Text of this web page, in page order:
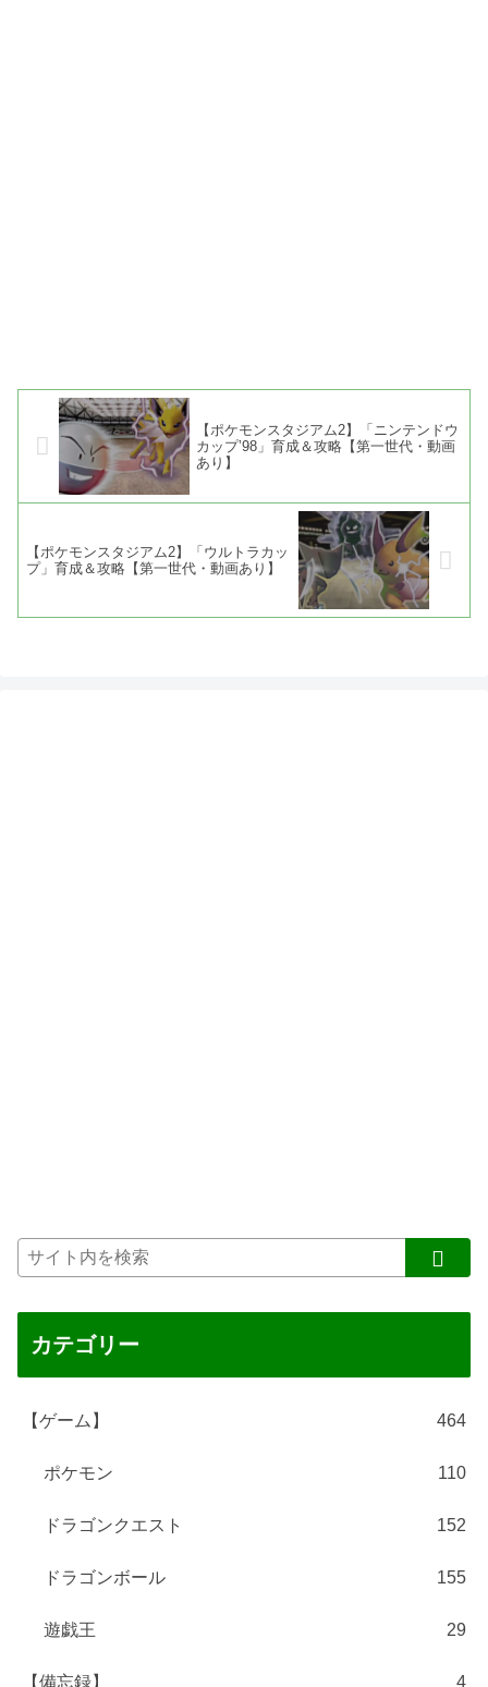
【ポケモンスタジアム2】「ニンテンドウ
カップ’98」育成＆攻略【第一世代・動画
あり】
【ポケモンスタジアム2】「ウルトラカッ
プ」育成＆攻略【第一世代・動画あり】
カテゴリー
【ゲーム】 464
ポケモン 110
ドラゴンクエスト 152
ドラゴンボール 155
遊戯王 29
【備忘録】 4